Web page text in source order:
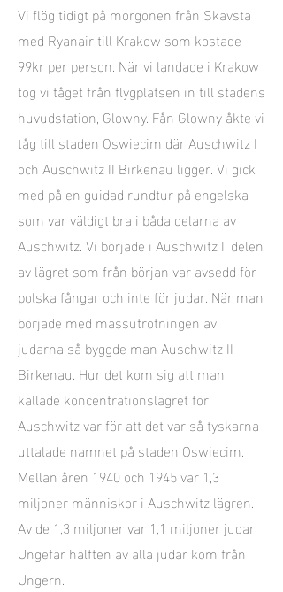
Vi flög tidigt på morgonen från Skavsta
med Ryanair till Krakow som kostade
99kr per person. När vi landade i Krakow
tog vi tåget från flygplatsen in till stadens
huvudstation, Glowny. Fån Glowny åkte vi
tåg till staden Oswiecim där Auschwitz I
och Auschwitz II Birkenau ligger. Vi gick
med på en guidad rundtur på engelska
som var väldigt bra i båda delarna av
Auschwitz. Vi började i Auschwitz I, delen
av lägret som från början var avsedd för
polska fångar och inte för judar. När man
började med massutrotningen av
judarna så byggde man Auschwitz II
Birkenau. Hur det kom sig att man
kallade koncentrationslägret för
Auschwitz var för att det var så tyskarna
uttalade namnet på staden Oswiecim.
Mellan åren 1940 och 1945 var 1,3
miljoner människor i Auschwitz lägren.
Av de 1,3 miljoner var 1,1 miljoner judar.
Ungefär hälften av alla judar kom från
Ungern.